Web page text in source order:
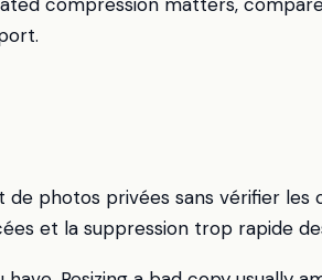
photos privées sans vérifier les
et la suppression trop rapide